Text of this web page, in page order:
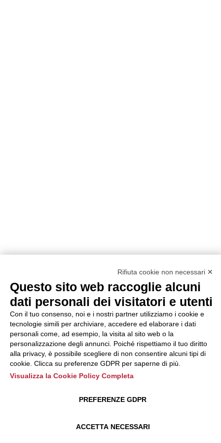
Rifiuta cookie non necessari ✕
Questo sito web raccoglie alcuni
dati personali dei visitatori e utenti
Con il tuo consenso, noi e i nostri partner utilizziamo i cookie e
tecnologie simili per archiviare, accedere ed elaborare i dati
personali come, ad esempio, la visita al sito web o la
personalizzazione degli annunci. Poiché rispettiamo il tuo diritto
alla privacy, è possibile scegliere di non consentire alcuni tipi di
cookie. Clicca su preferenze GDPR per saperne di più.
Visualizza la Cookie Policy Completa
ACCETTA NECESSARI
PREFERENZE GDPR